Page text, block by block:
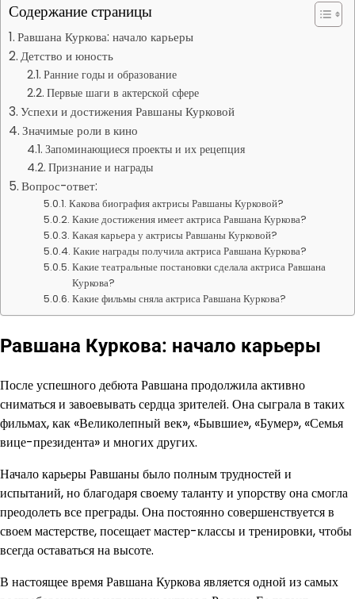
Содержание страницы
Равшана Куркова: начало карьеры
Детство и юность
Ранние годы и образование
Первые шаги в актерской сфере
Успехи и достижения Равшаны Курковой
Значимые роли в кино
Запоминающиеся проекты и их рецепция
Признание и награды
Вопрос-ответ:
Какова биография актрисы Равшаны Курковой?
Какие достижения имеет актриса Равшана Куркова?
Какая карьера у актрисы Равшаны Курковой?
Какие награды получила актриса Равшана Куркова?
Какие театральные постановки сделала актриса Равшана
Куркова?
Какие фильмы сняла актриса Равшана Куркова?
Равшана Куркова: начало карьеры
После успешного дебюта Равшана продолжила активно
сниматься и завоевывать сердца зрителей. Она сыграла в таких
фильмах, как «Великолепный век», «Бывшие», «Бумер», «Семья
вице-президента» и многих других.
Начало карьеры Равшаны было полным трудностей и
испытаний, но благодаря своему таланту и упорству она смогла
преодолеть все преграды. Она постоянно совершенствуется в
своем мастерстве, посещает мастер-классы и тренировки, чтобы
всегда оставаться на высоте.
В настоящее время Равшана Куркова является одной из самых